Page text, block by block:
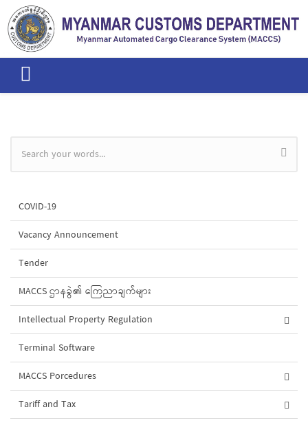
Skip to main content
Search form
COVID-19
Vacancy Announcement
Tender
MACCS ဌာနခွဲ၏ ကြေညာချက်များ
Intellectual Property Regulation
Terminal Software
MACCS Porcedures
Tariff and Tax